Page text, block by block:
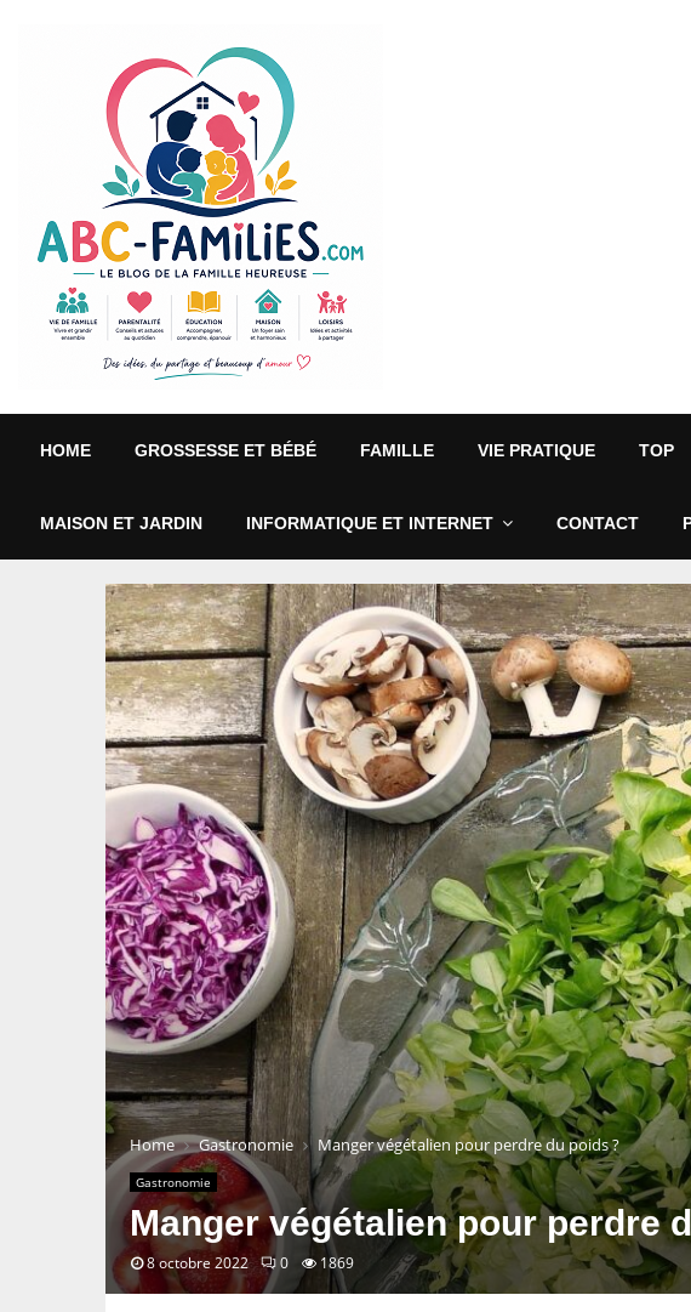
HOME GROSSESSE ET BÉBÉ FAMILLE VIE PRATIQUE TOP
MAISON ET JARDIN INFORMATIQUE ET INTERNET CONTACT
Home Gastronomie Manger végétalien pour perdre du poids ?
Gastronomie
Manger végétalien pour perdre
8 octobre 2022 0 1869